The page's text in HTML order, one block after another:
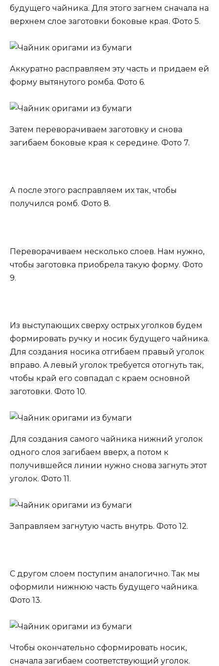
будущего чайника. Для этого загнем сначала на
верхнем слое заготовки боковые края. Фото 5.
Аккуратно расправляем эту часть и придаем ей
форму вытянутого ромба. Фото 6.
Затем переворачиваем заготовку и снова
загибаем боковые края к середине. Фото 7.
А после этого расправляем их так, чтобы
получился ромб. Фото 8.
Переворачиваем несколько слоев. Нам нужно,
чтобы заготовка приобрела такую форму. Фото
9.
Из выступающих сверху острых уголков будем
формировать ручку и носик будущего чайника.
Для создания носика отгибаем правый уголок
вправо. А левый уголок требуется отогнуть так,
чтобы край его совпадал с краем основной
заготовки. Фото 10.
Для создания самого чайника нижний уголок
одного слоя загибаем вверх, а потом к
получившейся линии нужно снова загнуть этот
уголок. Фото 11.
Заправляем загнутую часть внутрь. Фото 12.
С другом слоем поступим аналогично. Так мы
оформили нижнюю часть будущего чайника.
Фото 13.
Чтобы окончательно сформировать носик,
сначала загибаем соответствующий уголок.